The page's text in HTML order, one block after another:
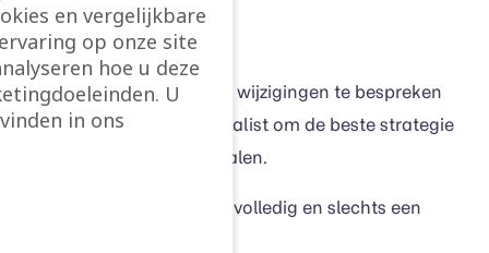
tarief.
Het is belangrijk om deze wijzigingen te bespreken
met je accountant of fiscalist om de beste strategie
voor jouw situatie te bepalen.
Deze kenmerken zijn niet volledig en slechts een
en vergelijkbare
op onze site
hoe u deze
U
in ons